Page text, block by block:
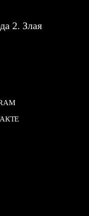
2. Злая